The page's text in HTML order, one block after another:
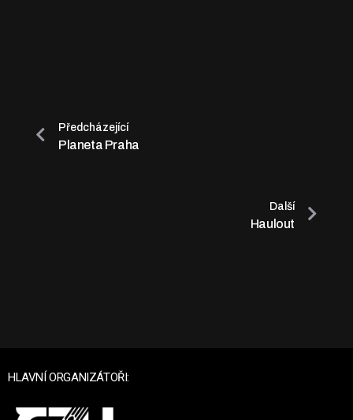
Předcházející
Planeta Praha
Další
Haulout
HLAVNÍ ORGANIZÁTOŘI: